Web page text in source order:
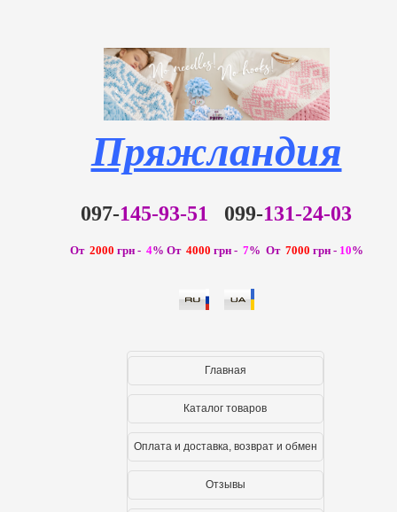
Пряжландия
097-145-93-51 099-131-24-03
От 2000 грн - 4% От 4000 грн - 7% От 7000 грн - 10%
Главная
Каталог товаров
Оплата и доставка, возврат и обмен
Отзывы